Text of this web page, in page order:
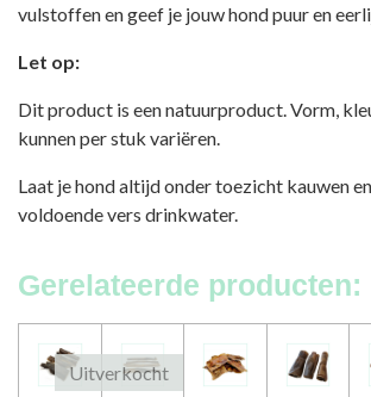
vulstoffen en geef je jouw hond puur en
Let op:
Dit product is een natuurproduct. Vorm,
kunnen per stuk variëren.
Laat je hond altijd onder toezicht kauwen
voldoende vers drinkwater.
Gerelateerde producten:
Uitverkocht